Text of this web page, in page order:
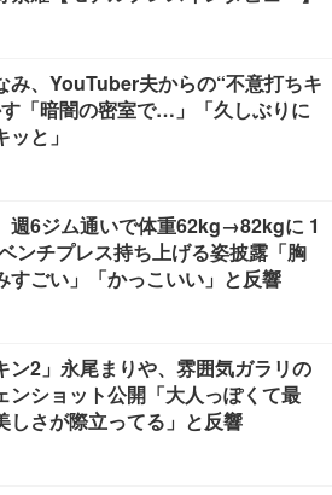
み、YouTuber夫からの“不意打ちキ
「暗闇の密室で…」「久しぶりに
と」
週6ジム通いで体重62kg→82kgに 1
ンチプレス持ち上げる姿披露「胸
すごい」「かっこいい」と反響
ン2」永尾まりや、雰囲気ガラリの
ンショット公開「大人っぽくて最
しさが際立ってる」と反響